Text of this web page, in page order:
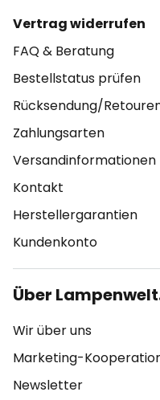
Vertrag widerrufen
FAQ & Beratung
Bestellstatus prüfen
Rücksendung/
Zahlungsarten
Versandinformationen
Kontakt
Herstellergarantien
Kundenkonto
Über
Wir über uns
Marketing-
Newsletter